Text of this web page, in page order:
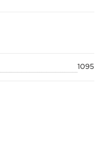
1095